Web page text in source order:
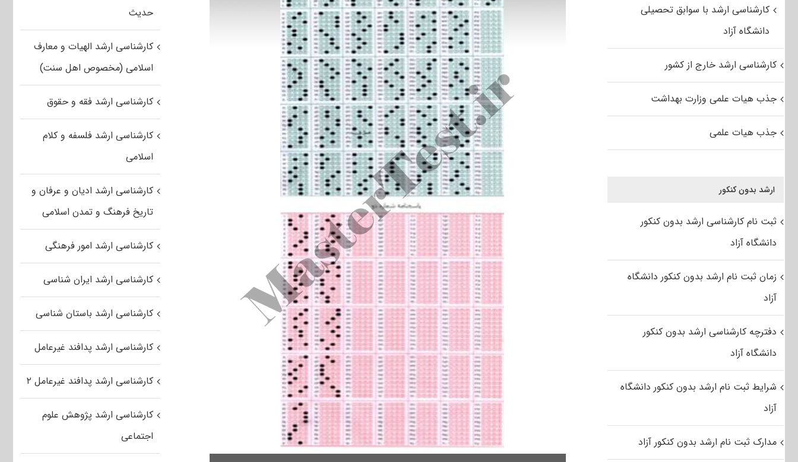
حدیث
کارشناسی ارشد الهیات و معارف
اسلامی (مخصوص اهل سنت)
کارشناسی ارشد فقه و حقوق
کارشناسی ارشد فلسفه و کلام
اسلامی
کارشناسی ارشد ادیان و عرفان و
تاریخ فرهنگ و تمدن اسلامی
کارشناسی ارشد امور فرهنگی
کارشناسی ارشد ایران شناسی
کارشناسی ارشد باستان شناسی
کارشناسی ارشد پدافند غیرعامل
کارشناسی ارشد پدافند غیرعامل ۲
کارشناسی ارشد پژوهش علوم
اجتماعی
کارشناسی ارشد با سوابق تحصیلی
دانشگاه آزاد
کارشناسی ارشد خارج از کشور
جذب هیات علمی وزارت بهداشت
جذب هیات علمی
ارشد بدون کنکور
ثبت نام کارشناسی ارشد بدون کنکور
دانشگاه آزاد
زمان ثبت نام ارشد بدون کنکور دانشگاه
آزاد
دفترچه کارشناسی ارشد بدون کنکور
دانشگاه آزاد
شرایط ثبت نام ارشد بدون کنکور دانشگاه
آزاد
مدارک ثبت نام ارشد بدون کنکور آزاد